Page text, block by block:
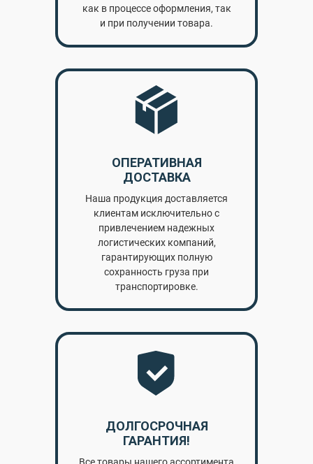
как в процессе оформления, так
и при получении товара.
ОПЕРАТИВНАЯ
ДОСТАВКА
Наша продукция доставляется
клиентам исключительно с
привлечением надежных
логистических компаний,
гарантирующих полную
сохранность груза при
транспортировке.
ДОЛГОСРОЧНАЯ
ГАРАНТИЯ!
Все товары нашего ассортимента